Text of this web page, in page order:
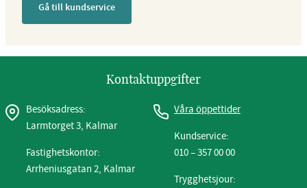
Gå till kundservice
Kontaktuppgifter
Besöksadress:
Larmtorget 3, Kalmar
Fastighetskontor:
Arrheniusgatan 2, Kalmar
Våra öppettider
Kundservice:
010 – 357 00 00
Trygghetsjour: